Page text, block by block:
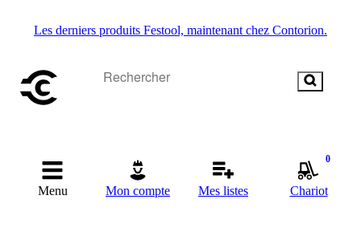
Les derniers produits Festool, maintenant chez Contorion.
Menu Mon compte Mes listes
0
Chariot